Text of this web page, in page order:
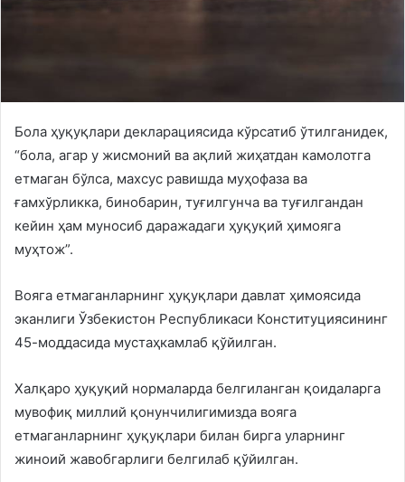
Бола ҳуқуқлари декларациясида кўрсатиб ўтилганидек,
“бола, агар у жисмоний ва ақлий жиҳатдан камолотга
етмаган бўлса, махсус равишда муҳофаза ва
ғамхўрликка, бинобарин, туғилгунча ва туғилгандан
кейин ҳам муносиб даражадаги ҳуқуқий ҳимояга
муҳтож”.
Вояга етмаганларнинг ҳуқуқлари давлат ҳимоясида
эканлиги Ўзбекистон Республикаси Конституциясининг
45-моддасида мустаҳкамлаб қўйилган.
Халқаро ҳуқуқий нормаларда белгиланган қоидаларга
мувофиқ миллий қонунчилигимизда вояга
етмаганларнинг ҳуқуқлари билан бирга уларнинг
жиноий жавобгарлиги белгилаб қўйилган.